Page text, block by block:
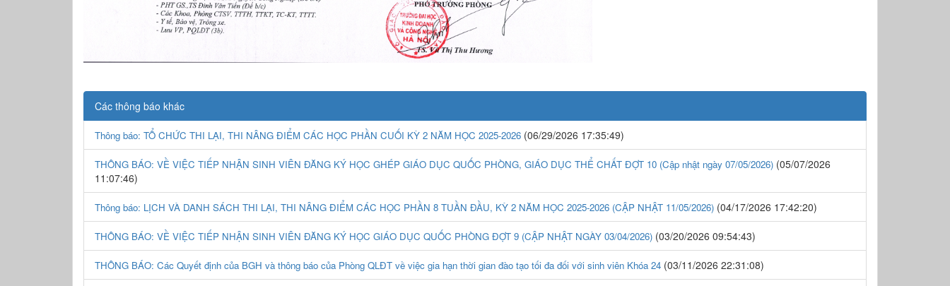
Các thông báo khác
Thông báo: TỔ CHỨC THI LẠI, THI NÂNG ĐIỂM CÁC HỌC PHẦN CUỐI KỲ 2 NĂM HỌC 2025-2026 (06/29/2026 17:35:49)
THÔNG BÁO: VỀ VIỆC TIẾP NHẬN SINH VIÊN ĐĂNG KÝ HỌC GHÉP GIÁO DỤC QUỐC PHÒNG, GIÁO DỤC THỂ CHẤT ĐỢT 10 (Cập nhật ngày 07/05/2026) (05/07/2026
11:07:46)
Thông báo: LỊCH VÀ DANH SÁCH THI LẠI, THI NÂNG ĐIỂM CÁC HỌC PHẦN 8 TUẦN ĐẦU, KỲ 2 NĂM HỌC 2025-2026 (CẬP NHẬT 11/05/2026) (04/17/2026 17:42:20)
THÔNG BÁO: VỀ VIỆC TIẾP NHẬN SINH VIÊN ĐĂNG KÝ HỌC GIÁO DỤC QUỐC PHÒNG ĐỢT 9 (CẬP NHẬT NGÀY 03/04/2026) (03/20/2026 09:54:43)
THÔNG BÁO: Các Quyết định của BGH và thông báo của Phòng QLĐT về việc gia hạn thời gian đào tạo tối đa đối với sinh viên Khóa 24 (03/11/2026 22:31:08)